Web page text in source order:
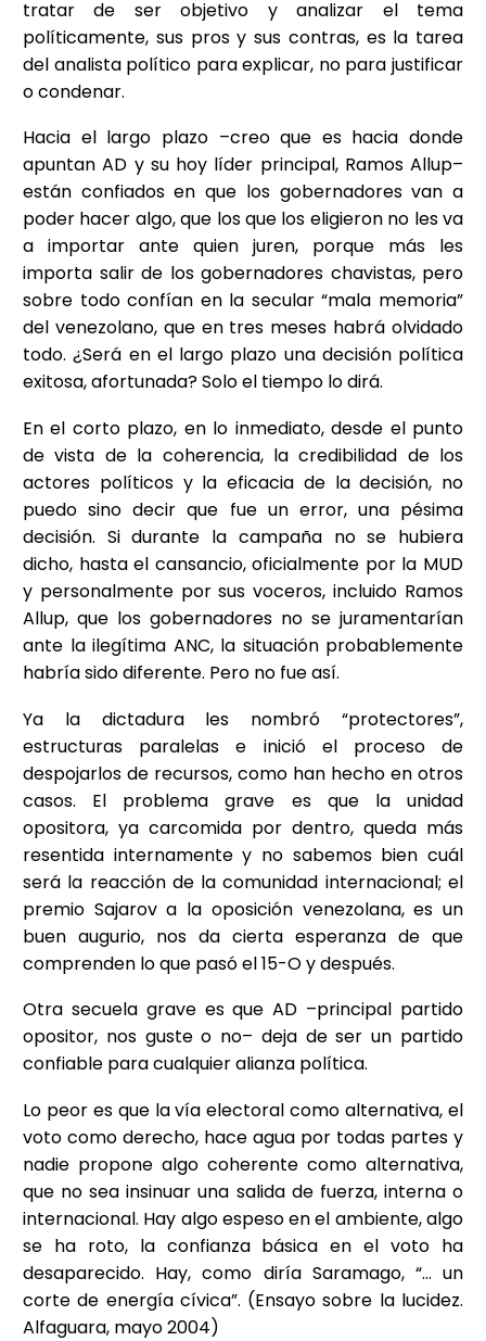
tratar de ser objetivo y analizar el tema
políticamente, sus pros y sus contras, es la tarea
del analista político para explicar, no para justificar
o condenar.
Hacia el largo plazo –creo que es hacia donde
apuntan AD y su hoy líder principal, Ramos Allup–
están confiados en que los gobernadores van a
poder hacer algo, que los que los eligieron no les va
a importar ante quien juren, porque más les
importa salir de los gobernadores chavistas, pero
sobre todo confían en la secular “mala memoria”
del venezolano, que en tres meses habrá olvidado
todo. ¿Será en el largo plazo una decisión política
exitosa, afortunada? Solo el tiempo lo dirá.
En el corto plazo, en lo inmediato, desde el punto
de vista de la coherencia, la credibilidad de los
actores políticos y la eficacia de la decisión, no
puedo sino decir que fue un error, una pésima
decisión. Si durante la campaña no se hubiera
dicho, hasta el cansancio, oficialmente por la MUD
y personalmente por sus voceros, incluido Ramos
Allup, que los gobernadores no se juramentarían
ante la ilegítima ANC, la situación probablemente
habría sido diferente. Pero no fue así.
Ya la dictadura les nombró “protectores”,
estructuras paralelas e inició el proceso de
despojarlos de recursos, como han hecho en otros
casos. El problema grave es que la unidad
opositora, ya carcomida por dentro, queda más
resentida internamente y no sabemos bien cuál
será la reacción de la comunidad internacional; el
premio Sajarov a la oposición venezolana, es un
buen augurio, nos da cierta esperanza de que
comprenden lo que pasó el 15-O y después.
Otra secuela grave es que AD –principal partido
opositor, nos guste o no– deja de ser un partido
confiable para cualquier alianza política.
Lo peor es que la vía electoral como alternativa, el
voto como derecho, hace agua por todas partes y
nadie propone algo coherente como alternativa,
que no sea insinuar una salida de fuerza, interna o
internacional. Hay algo espeso en el ambiente, algo
se ha roto, la confianza básica en el voto ha
desaparecido. Hay, como diría Saramago, “… un
corte de energía cívica”. (Ensayo sobre la lucidez.
Alfaguara, mayo 2004)